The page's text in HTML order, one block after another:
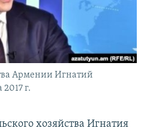
Армении Игнатий
г.
хозяйства Игнатия